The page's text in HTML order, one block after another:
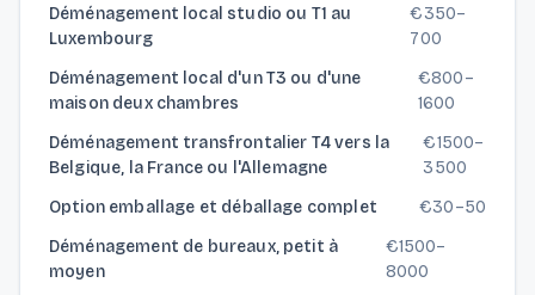
Déménagement local studio ou T1 au
Luxembourg
€350–
700
Déménagement local d'un T3 ou d'une
maison deux chambres
€800–
1600
Déménagement transfrontalier T4 vers la
Belgique, la France ou l'Allemagne
€1500–
3500
Option emballage et déballage complet
€30–50
Déménagement de bureaux, petit à
moyen
€1500–
8000